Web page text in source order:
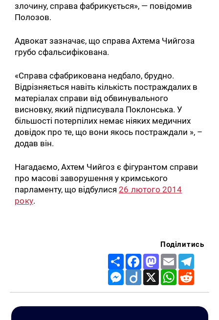
злочину, справа фабрикується», — повідомив
Полозов.
Адвокат зазначає, що справа Ахтема Чийгоза
грубо сфальсифікована.
«Справа сфабрикована недбало, брудно.
Відрізняється навіть кількість постраждалих в
матеріалах справи від обвинувального
висновку, який підписувала Поклонська. У
більшості потерпілих немає ніяких медичних
довідок про те, що вони якось постраждали », –
додав він.
Нагадаємо, Ахтем Чийгоз є фігурантом справи
про масові заворушення у кримського
парламенту, що відбулися26 лютого 2014
року.
Поділитись
Share FacebookMastodon
Email
Messenger
Diigo X WhatsApp